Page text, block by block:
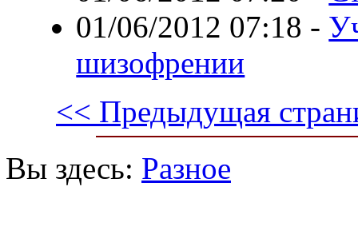
01/06/2012 07:18 -
шизофрении
<< Предыдущая
Вы здесь: Разное